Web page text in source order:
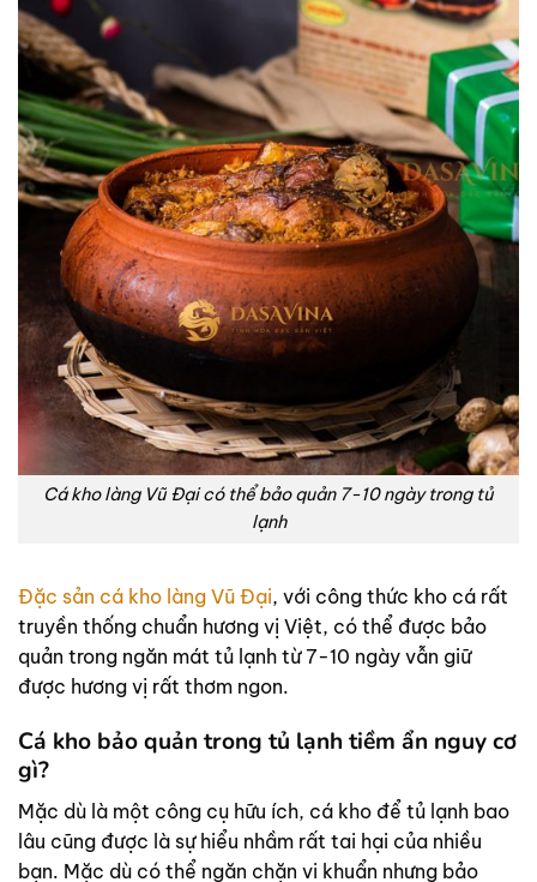
Cá kho làng Vũ Đại có thể bảo quản 7-10 ngày trong tủ
lạnh
Đặc sản cá kho làng Vũ Đại, với công thức kho cá rất
truyền thống chuẩn hương vị Việt, có thể được bảo
quản trong ngăn mát tủ lạnh từ 7-10 ngày vẫn giữ
được hương vị rất thơm ngon.
Cá kho bảo quản trong tủ lạnh tiềm ẩn nguy cơ
gì?
Mặc dù là một công cụ hữu ích, cá kho để tủ lạnh bao
lâu cũng được là sự hiểu nhầm rất tai hại của nhiều
bạn. Mặc dù có thể ngăn chặn vi khuẩn nhưng bảo